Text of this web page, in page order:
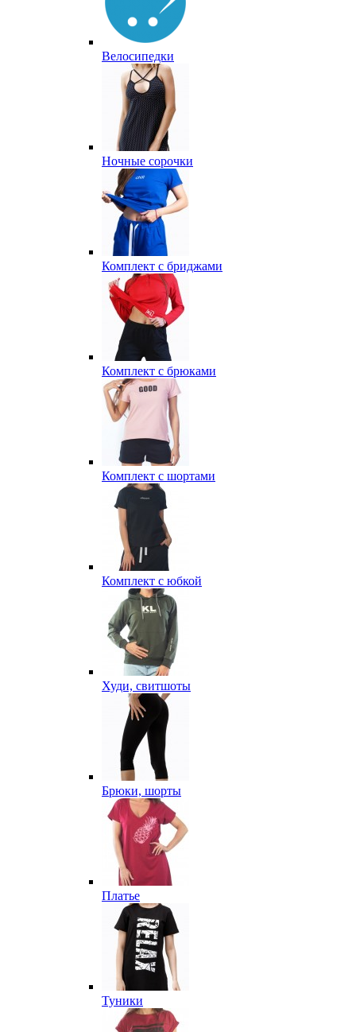
Велосипедки
Ночные сорочки
Комплект с бриджами
Комплект с брюками
Комплект с шортами
Комплект с юбкой
Худи, свитшоты
Брюки, шорты
Платье
Туники